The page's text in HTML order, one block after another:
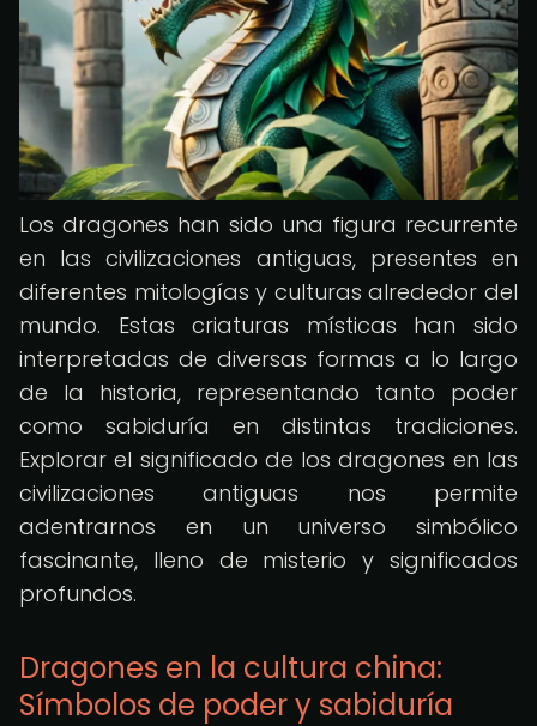
Los dragones han sido una figura recurrente
en las civilizaciones antiguas, presentes en
diferentes mitologías y culturas alrededor del
mundo. Estas criaturas místicas han sido
interpretadas de diversas formas a lo largo
de la historia, representando tanto poder
como sabiduría en distintas tradiciones.
Explorar el significado de los dragones en las
civilizaciones antiguas nos permite
adentrarnos en un universo simbólico
fascinante, lleno de misterio y significados
profundos.
Dragones en la cultura china:
Símbolos de poder y sabiduría